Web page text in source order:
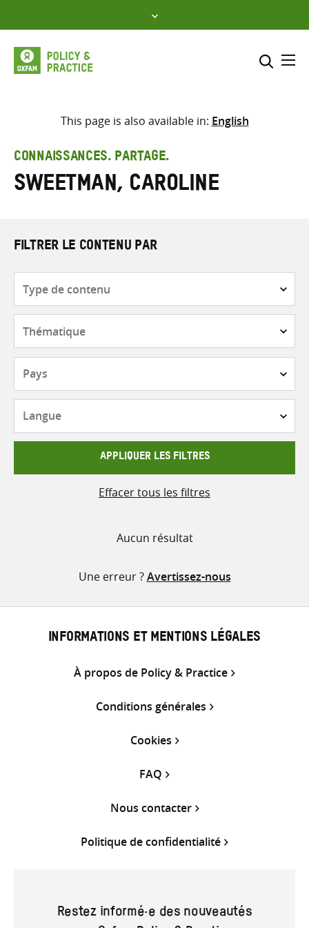
to
content
Sélectionner l’emplacement
Saisir
les
termes
This page is also available in: English
CONNAISSANCES. PARTAGE.
Sweetman, Caroline
FILTRER LE CONTENU PAR
contenu
APPLIQUER LES FILTRES
Effacer tous les filtres
Aucun résultat
Une erreur ?Avertissez-nous
INFORMATIONS ET MENTIONS LÉGALES
À propos de Policy & Practice
Conditions générales
Cookies
FAQ
Nous contacter
Politique de confidentialité
Restez informé·e des nouveautés